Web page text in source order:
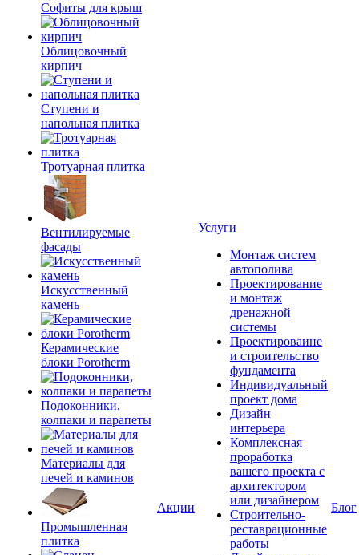
Софиты для крыш
Облицовочный
кирпич
Ступени и
напольная плитка
Тротуарная плитка
Вентилируемые
фасады
Искусственный
камень
Керамические
блоки Porotherm
Подоконники,
колпаки и парапеты
Материалы для
печей и каминов
Промышленная
плитка
Акции
Услуги
Монтаж систем
автополива
Проектирование
и монтаж
дренажной
системы
Проектироваине
и строительство
фундамента
Индивидуальный
проект дома
Дизайн
интерьера
Комплексная
проработка
вашего проекта с
архитектором
или дизайнером
Строительно-
реставрационные
работы
Блог